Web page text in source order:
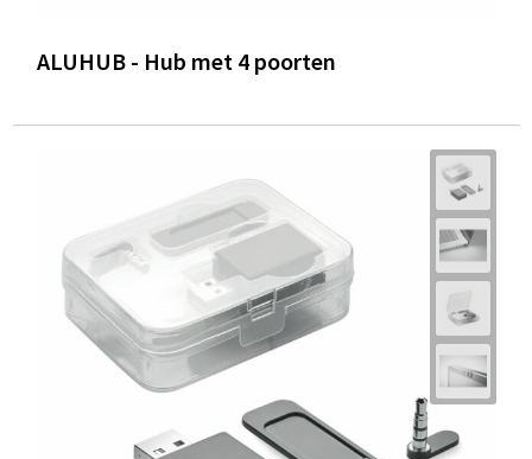
ALUHUB - Hub met 4 poorten